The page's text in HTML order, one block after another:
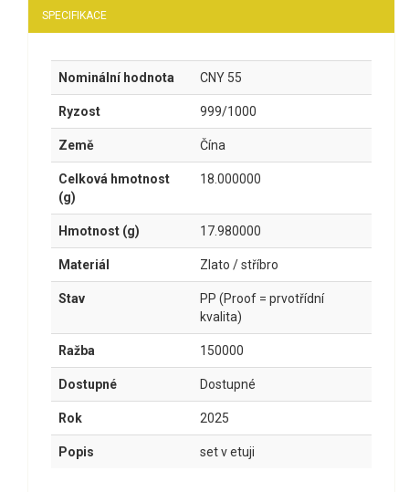
SPECIFIKACE
Nominální hodnota CNY 55
Ryzost 999/1000
Země Čína
Celková hmotnost
(g)
18.000000
Hmotnost (g) 17.980000
Materiál Zlato / stříbro
Stav
PP (Proof = prvotřídní
kvalita)
Ražba 150000
Dostupné Dostupné
Rok 2025
Popis set v etuji